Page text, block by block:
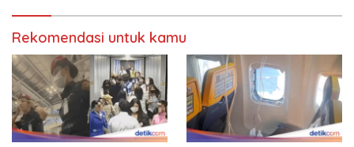
Rekomendasi untuk kamu